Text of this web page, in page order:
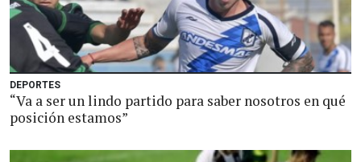
DEPORTES
“Va a ser un lindo partido para saber nosotros en qué
posición estamos”